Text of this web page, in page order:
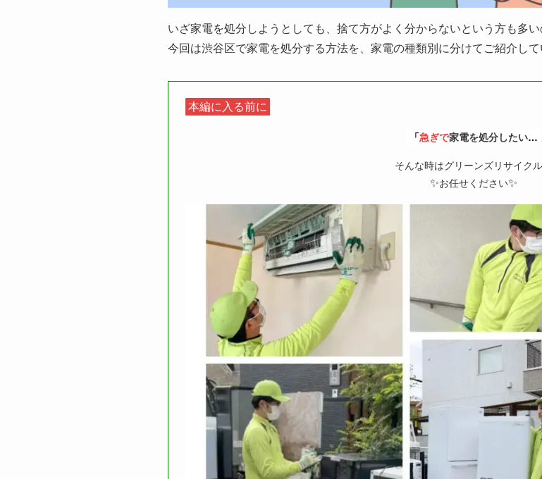
いざ家電を処分しようとしても、捨て方がよく分からないという方も多い
今回は渋谷区で家電を処分する方法を、家電の種類別に分けてご紹介し
本編に入る前に
「急ぎで家電を処分したい…
そんな時はグリーンズリサイク
✨お任せください✨